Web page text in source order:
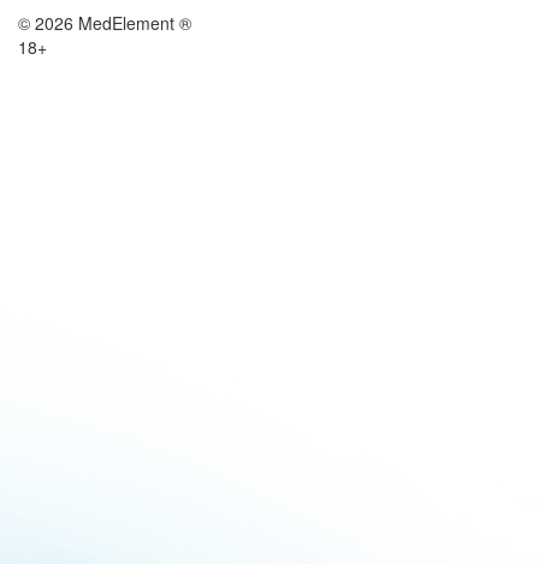
© 2026 MedElement ®
18+